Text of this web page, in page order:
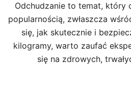
Odchudzanie to temat, który
popularnością, zwłaszcza
się, jak skutecznie i
kilogramy, warto zaufać
się na zdrowych,